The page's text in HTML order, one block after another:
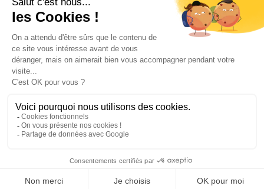
3D
Créer des perspectives en 3D
Définir les zones d’ombres et les sources
lumineuses
EXPORTER POUR LE WEB
pixels
Un conseiller
© 2026 - Côté Formations - par Via Compétences
Menu Pied de page
Mentions Légales
Politique de confidentialité